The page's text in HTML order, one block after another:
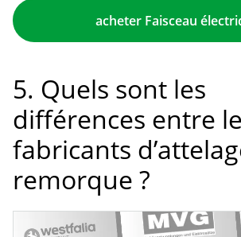
acheter Faisceau
5. Quels sont les
différences entre
fabricants
remorque ?